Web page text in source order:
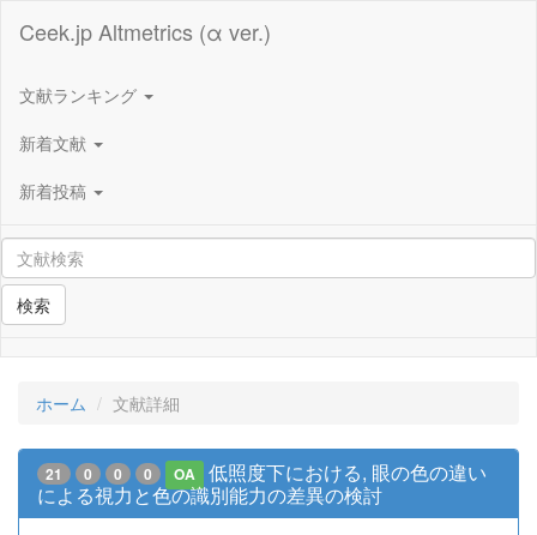
Ceek.jp Altmetrics (α ver.)
文献ランキング
新着文献
新着投稿
検索
ホーム 文献詳細
21 0 0 0 OA
低照度下における, 眼の色の違い
による視力と色の識別能力の差異の検討